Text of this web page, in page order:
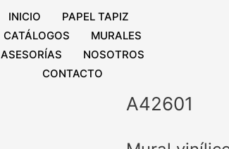
INICIO
PAPEL TAPIZ
CATÁLOGOS
MURALES
ASESORÍAS
NOSOTROS
CONTACTO
A42601